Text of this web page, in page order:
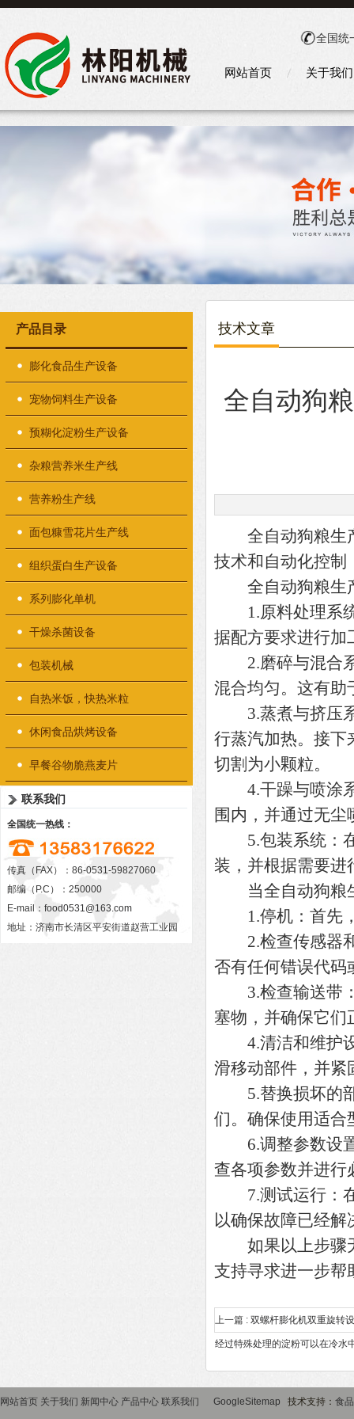
全国统
网站首页 关于我们
产品目录
膨化食品生产设备
宠物饲料生产设备
预糊化淀粉生产设备
杂粮营养米生产线
营养粉生产线
面包糠雪花片生产线
组织蛋白生产设备
系列膨化单机
干燥杀菌设备
包装机械
自热米饭，快热米粒
休闲食品烘烤设备
早餐谷物脆燕麦片
联系我们
全国统一热线：
传真（FAX）：86-0531-59827060
邮编（P.C）：250000
E-mail： food0531@163.com
地址：济南市长清区平安街道赵营工业园
技术文章
全自动狗
全自动狗粮生产
技术和自动化控制
全自动狗粮生产
1.原料处理系统
据配方要求进行加
2.磨碎与混合系
混合均匀。这有助
3.蒸煮与挤压系
行蒸汽加热。接下
切割为小颗粒。
4.干躁与喷涂系
围内，并通过无尘
5.包装系统：在
装，并根据需要进
当全自动狗粮生
1.停机：首先，
2.检查传感器和
否有任何错误代码
3.检查输送带：
塞物，并确保它们
4.清洁和维护设
滑移动部件，并紧
5.替换损坏的部
们。确保使用适合
6.调整参数设置
查各项参数并进行
7.测试运行：在
以确保故障已经解
如果以上步骤无
支持寻求进一步帮
上一篇 : 双螺杆膨化机双重旋转
经过特殊处理的淀粉可以在冷水
网站首页 关于我们 新闻中心 产品中心 联系我们 GoogleSitemap 技术支持： 食